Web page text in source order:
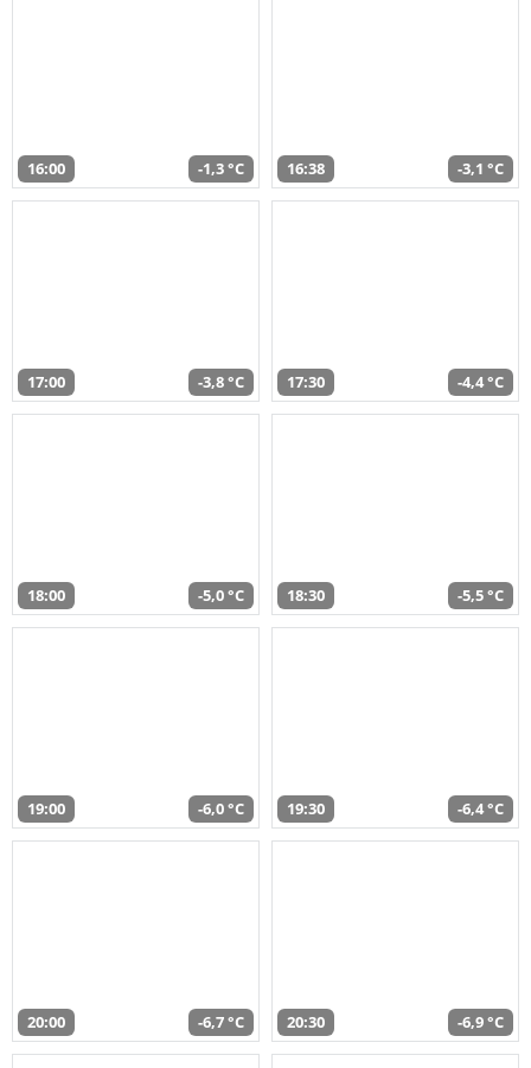
16:00 -1,3 °C 16:38 -3,1 °C
17:00 -3,8 °C 17:30 -4,4 °C
18:00 -5,0 °C 18:30 -5,5 °C
19:00 -6,0 °C 19:30 -6,4 °C
20:00 -6,7 °C 20:30 -6,9 °C